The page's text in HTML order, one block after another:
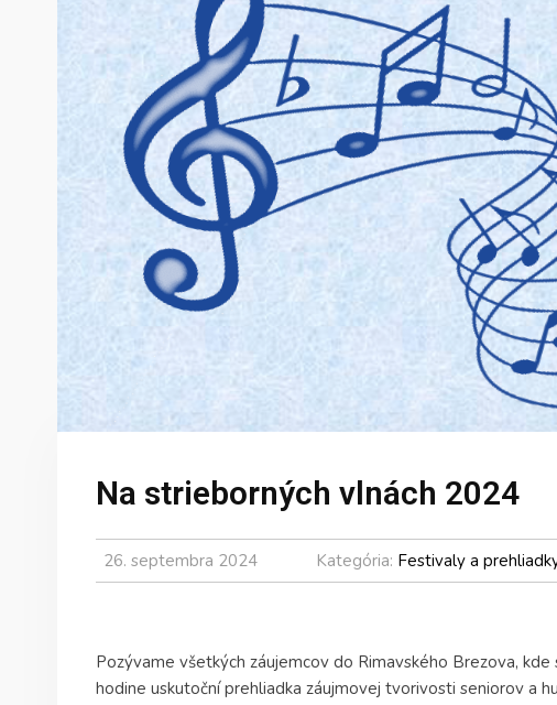
Na strieborných vlnách 2024
26. septembra 2024 Kategória: Festivaly a
Pozývame všetkých záujemcov do Rimavského Brezova,
hodine uskutoční prehliadka záujmovej tvorivosti seniorov a